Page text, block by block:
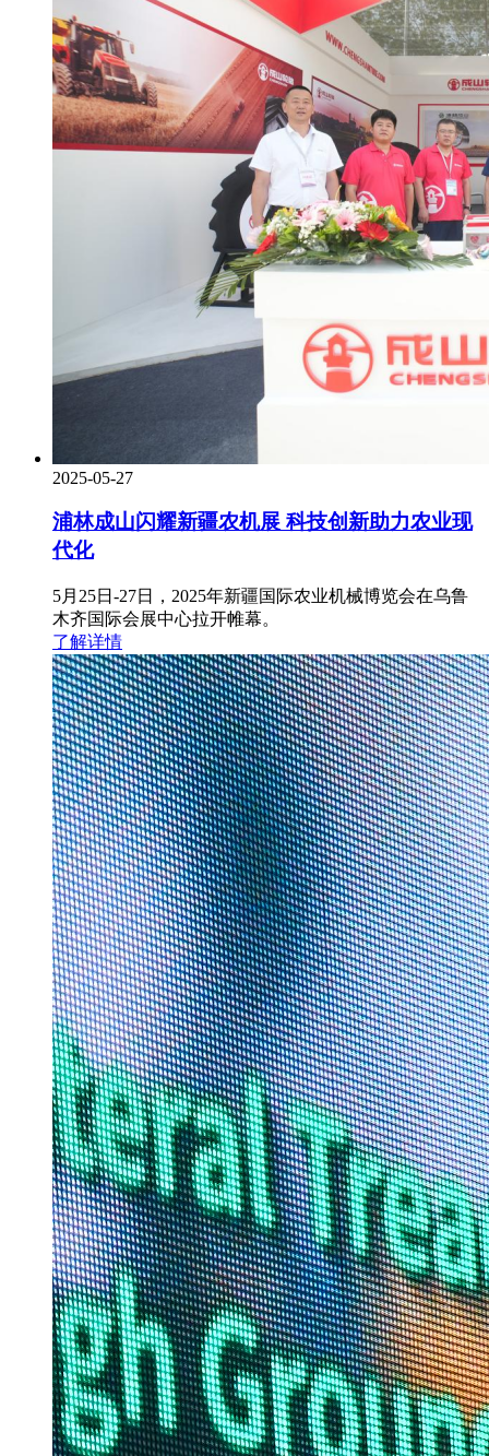
2025-05-27
浦林成山闪耀新疆农机展 科技创新助力农业现
代化
5月25日-27日，2025年新疆国际农业机械博览会在乌鲁
木齐国际会展中心拉开帷幕。
了解详情